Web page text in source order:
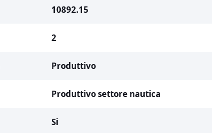
10892.15
2
Produttivo
Produttivo settore nautica
Si